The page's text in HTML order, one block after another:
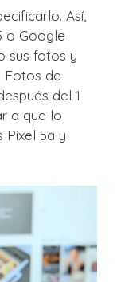
Así,
o Google
sus fotos y
Fotos de
del 1
a que lo
Pixel 5a y